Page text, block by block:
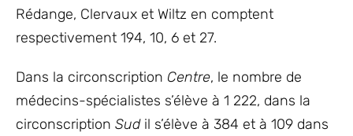
Rédange, Clervaux et Wiltz en comptent
respectivement 194, 10, 6 et 27.
Dans la circonscription Centre, le nombre de
médecins-spécialistes s’élève à 1 222, dans la
circonscription Sudil s’élève à 384 et à 109 dans